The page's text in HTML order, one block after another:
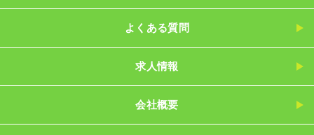
よくある質問
求人情報
会社概要